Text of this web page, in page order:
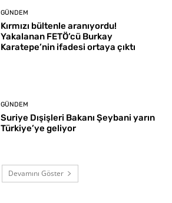
GÜNDEM
Kırmızı bültenle aranıyordu!
Yakalanan FETÖ’cü Burkay
Karatepe’nin ifadesi ortaya çıktı
GÜNDEM
Suriye Dışişleri Bakanı Şeybani yarın
Türkiye’ye geliyor
Devamını Göster